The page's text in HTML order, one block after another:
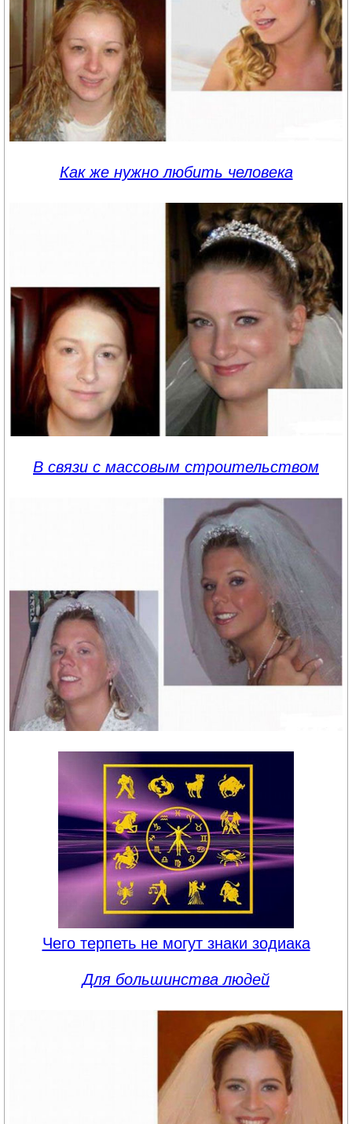
Как же нужно любить человека
В связи с массовым строительством
Чего терпеть не могут знаки зодиака
Для большинства людей